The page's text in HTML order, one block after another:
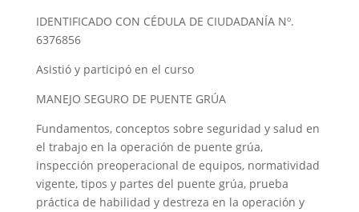
IDENTIFICADO CON CÉDULA DE CIUDADANÍA Nº.
6376856
Asistió y participó en el curso
MANEJO SEGURO DE PUENTE GRÚA
Fundamentos, conceptos sobre seguridad y salud en
el trabajo en la operación de puente grúa,
inspección preoperacional de equipos, normatividad
vigente, tipos y partes del puente grúa, prueba
práctica de habilidad y destreza en la operación y